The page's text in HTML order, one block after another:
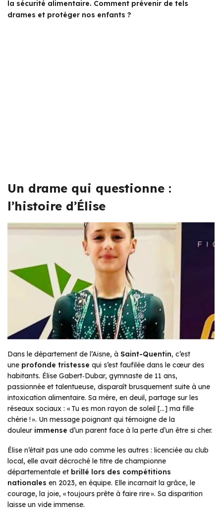
la sécurité alimentaire. Comment prévenir de tels
drames et protéger nos enfants ?
Un drame qui questionne :
l’histoire d’Élise
Dans le département de l’Aisne, à Saint-Quentin, c’est
une profonde tristesse qui s’est faufilée dans le cœur des
habitants. Élise Gabert‑Dubar, gymnaste de 11 ans,
passionnée et talentueuse, disparaît brusquement suite à une
intoxication alimentaire. Sa mère, en deuil, partage sur les
réseaux sociaux : « Tu es mon rayon de soleil […] ma fille
chérie ! ». Un message poignant qui témoigne de la
douleur immense d’un parent face à la perte d’un être si cher.
Élise n’était pas une ado comme les autres : licenciée au club
local, elle avait décroché le titre de championne
départementale et brillé lors des compétitions
nationales en 2023, en équipe. Elle incarnait la grâce, le
courage, la joie, « toujours prête à faire rire ». Sa disparition
laisse un vide immense.